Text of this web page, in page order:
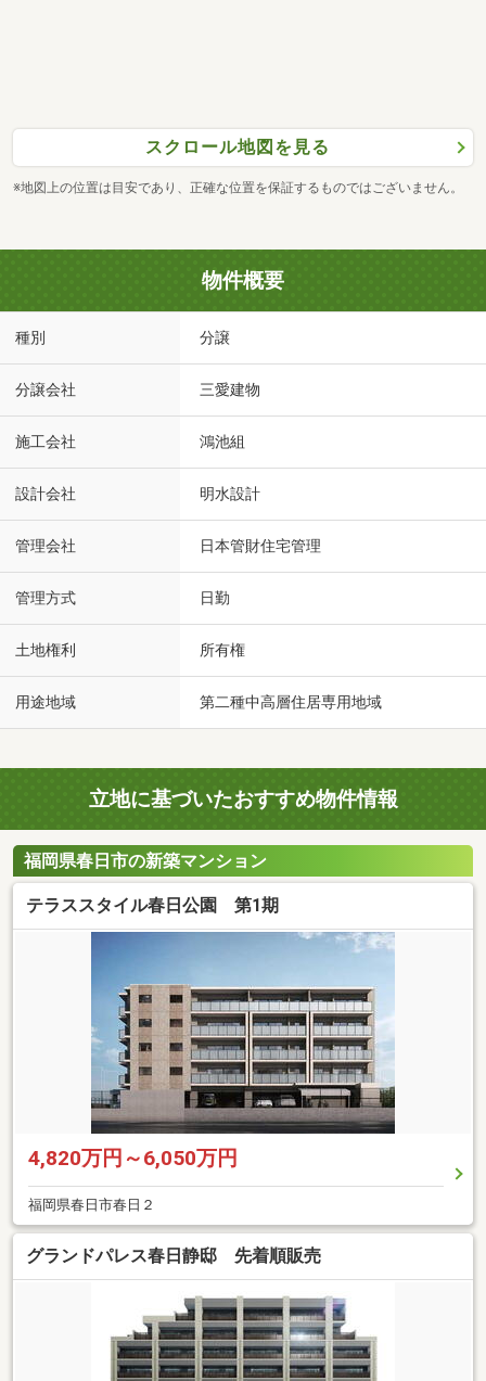
スクロール地図を見る
※地図上の位置は目安であり、正確な位置を保証するものではございません。
物件概要
種別 分譲
分譲会社 三愛建物
施工会社 鴻池組
設計会社 明水設計
管理会社 日本管財住宅管理
管理方式 日勤
土地権利 所有権
用途地域 第二種中高層住居専用地域
立地に基づいたおすすめ物件情報
福岡県春日市の新築マンション
テラススタイル春日公園 第1期
4,820万円～6,050万円
福岡県春日市春日２
グランドパレス春日静邸 先着順販売